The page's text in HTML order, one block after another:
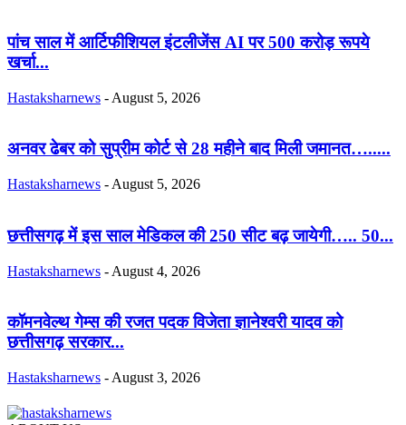
पांच साल में आर्टिफीशियल इंटलीजेंस AI पर 500 करोड़ रूपये
खर्चा...
Hastaksharnews - August 5, 2026
अनवर ढेबर को सुप्रीम कोर्ट से 28 महीने बाद मिली जमानत….....
Hastaksharnews - August 5, 2026
छत्तीसगढ़ में इस साल मेडिकल की 250 सीट बढ़ जायेगी….. 50...
Hastaksharnews - August 4, 2026
कॉमनवेल्थ गेम्स की रजत पदक विजेता ज्ञानेश्वरी यादव को
छत्तीसगढ़ सरकार...
Hastaksharnews - August 3, 2026